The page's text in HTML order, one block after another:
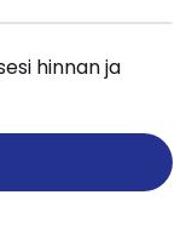
hinnan ja